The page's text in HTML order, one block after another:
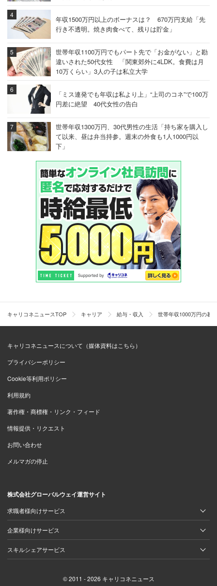
年収1500万円以上のボーナスは？ 670万円支給「先
行き不透明。焼き肉食べて、残りは貯金」
世帯年収1100万円でもパート先で「お金がない」と勘
違いされた50代女性 「関東郊外に4LDK。食費は月
10万くらい」3人の子は私立大学
「ミス連発でも年収は私より上」“上司のコネ”で100万
円差に絶望 40代女性の告白
世帯年収1300万円、30代男性の生活「持ち家を購入し
て以来、昼は弁当持参。週末の外食も1人1000円以
下」
キャリコネニュースTOP キャリア 給与・収入 世帯年収1000万円の暮
キャリコネニュースについて（媒体資料はこちら）
プライバシーポリシー
Cookie等利用ポリシー
利用規約
著作権・商標権・リンク・フィード
情報提供・リクエスト
お問い合わせ
メルマガの停止
株式会社グローバルウェイ運営サイト
求職者様向けサービス
企業様向けサービス
スキルシェアサービス
© 2011 - 2026 キャリコネニュース